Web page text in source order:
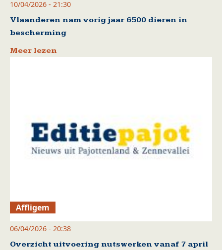
10/04/2026 - 21:30
Vlaanderen nam vorig jaar 6500 dieren in
bescherming
Meer lezen
Affligem
06/04/2026 - 20:38
Overzicht uitvoering nutswerken vanaf 7 april